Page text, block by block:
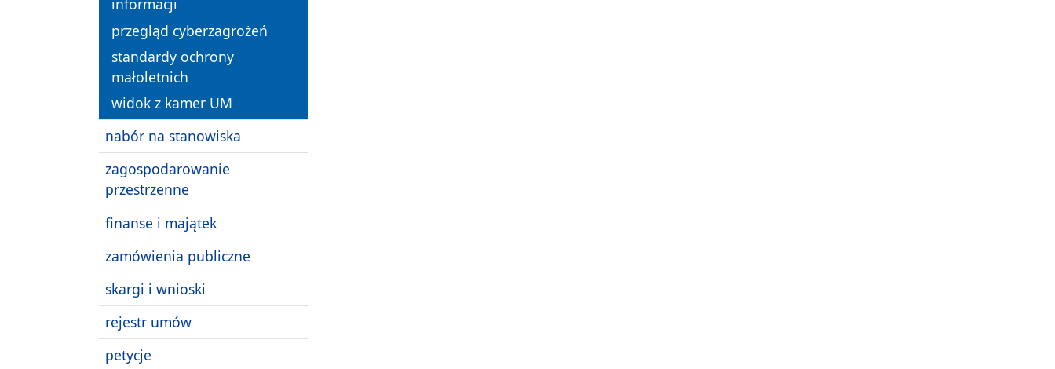
informacji
przegląd cyberzagrożeń
standardy ochrony
małoletnich
widok z kamer UM
nabór na stanowiska
zagospodarowanie
przestrzenne
finanse i majątek
zamówienia publiczne
skargi i wnioski
rejestr umów
petycje